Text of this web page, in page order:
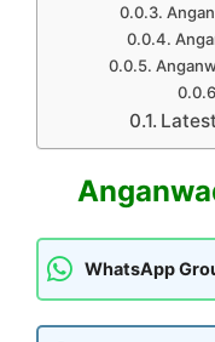
WhatsApp